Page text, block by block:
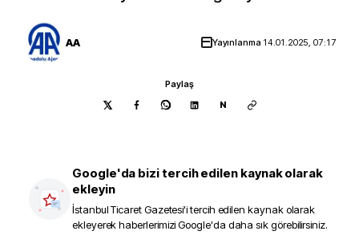
AA Yayınlanma 14.01.2025, 07:17
Paylaş
N
Google'da bizi tercih edilen kaynak olarak
ekleyin
İstanbul Ticaret Gazetesi'i tercih edilen kaynak olarak
ekleyerek haberlerimizi Google'da daha sık görebilirsiniz.